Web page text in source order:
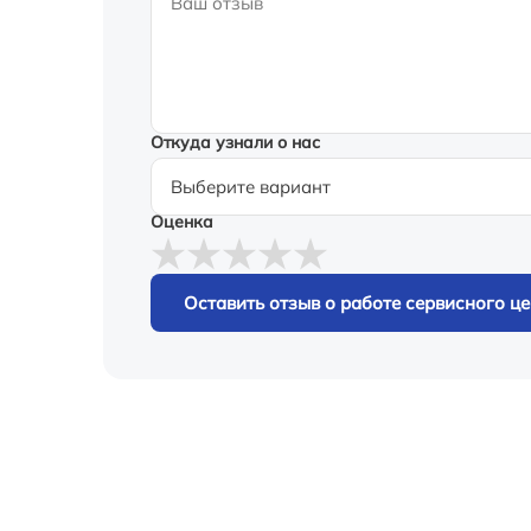
Откуда узнали о нас
Оценка
Оставить отзыв о работе сервисного